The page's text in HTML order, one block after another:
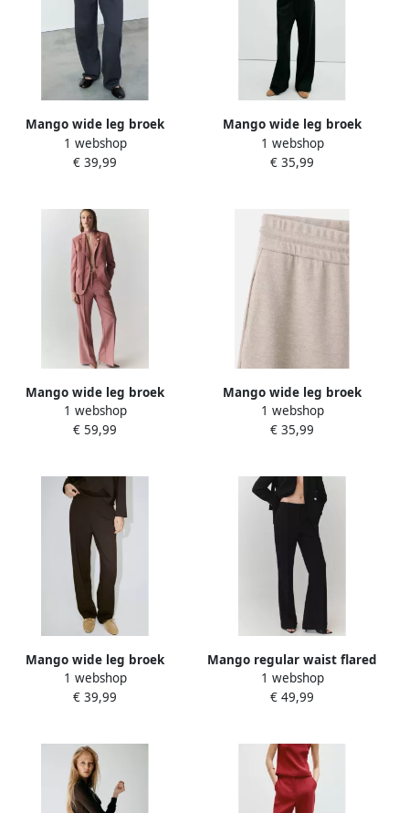
Mango wide leg broek
grijsblauw
1 webshop
€ 39,99
Mango wide leg broek
zwart
1 webshop
€ 35,99
Mango wide leg broek
oudroze
1 webshop
€ 59,99
Mango wide leg broek
beige
1 webshop
€ 35,99
Mango wide leg broek
bruin
1 webshop
€ 39,99
Mango regular waist flared
broek zwart
1 webshop
€ 49,99